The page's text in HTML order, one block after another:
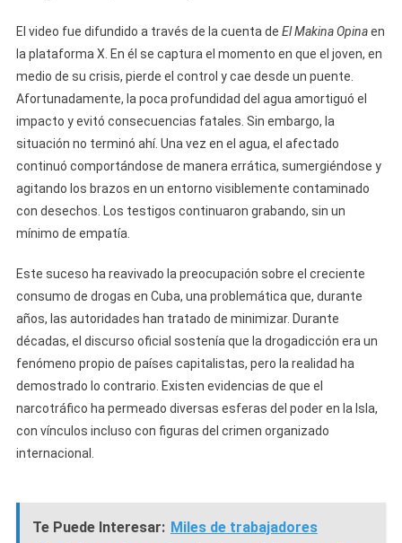
El video fue difundido a través de la cuenta de El Makina Opinaen
la plataforma X. En él se captura el momento en que el joven, en
medio de su crisis, pierde el control y cae desde un puente.
Afortunadamente, la poca profundidad del agua amortiguó el
impacto y evitó consecuencias fatales. Sin embargo, la
situación no terminó ahí. Una vez en el agua, el afectado
continuó comportándose de manera errática, sumergiéndose y
agitando los brazos en un entorno visiblemente contaminado
con desechos. Los testigos continuaron grabando, sin un
mínimo de empatía.
Este suceso ha reavivado la preocupación sobre el creciente
consumo de drogas en Cuba, una problemática que, durante
años, las autoridades han tratado de minimizar. Durante
décadas, el discurso oficial sostenía que la drogadicción era un
fenómeno propio de países capitalistas, pero la realidad ha
demostrado lo contrario. Existen evidencias de que el
narcotráfico ha permeado diversas esferas del poder en la Isla,
con vínculos incluso con figuras del crimen organizado
internacional.
Te Puede Interesar: Miles de trabajadores